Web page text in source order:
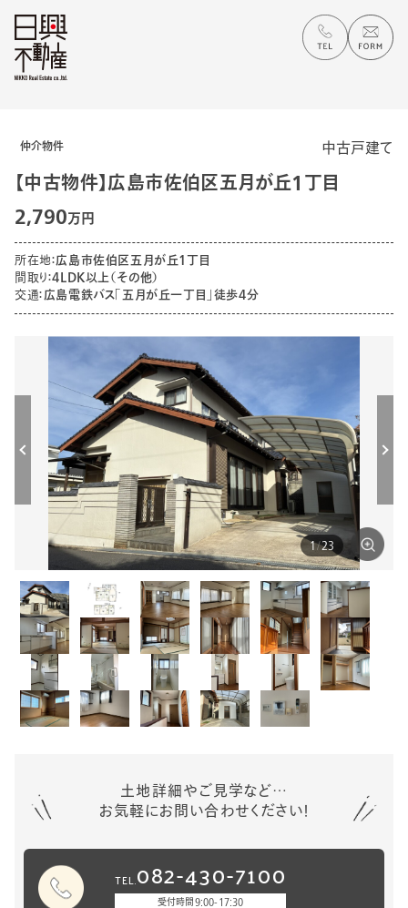
仲介物件 中古戸建て
【中古物件】広島市佐伯区五月が丘1丁目
2,790万円
所在地：広島市佐伯区五月が丘1丁目
間取り：4LDK以上（その他）
交通：広島電鉄バス「五月が丘一丁目」徒歩4分
1/23
土地詳細やご見学など…
お気軽にお問い合わせください！
TEL.082-430-7100
受付時間9:00-17:30